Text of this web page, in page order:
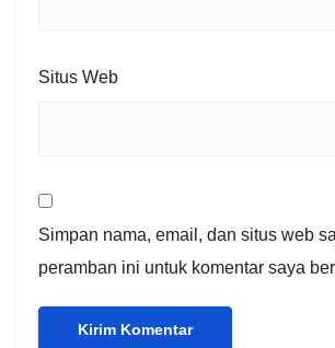
Situs Web
Simpan nama, email, dan situs web
peramban ini untuk komentar saya